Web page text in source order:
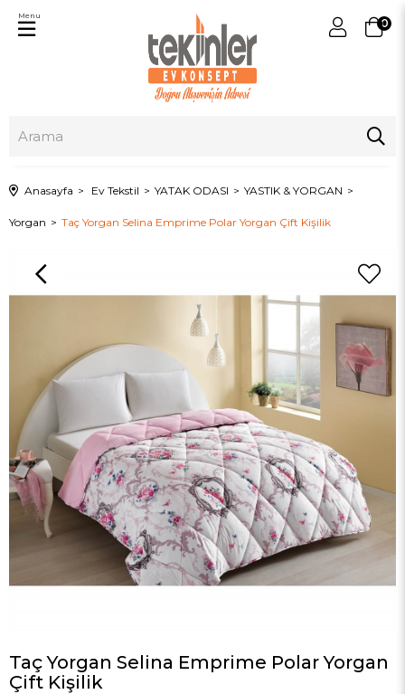
0
Menu
Anasayfa Ev Tekstil YATAK ODASI YASTIK & YORGAN
Yorgan Taç Yorgan Selina Emprime Polar Yorgan Çift Kişilik
Taç Yorgan Selina Emprime Polar Yorgan
Çift Kişilik